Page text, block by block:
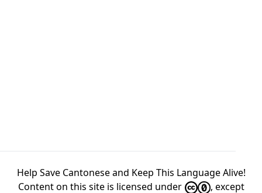
Help Save Cantonese and Keep This Language Alive!
Content on this site is licensed under
, except